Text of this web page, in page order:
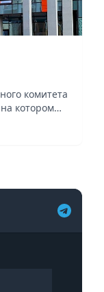
комитета
котором
14.